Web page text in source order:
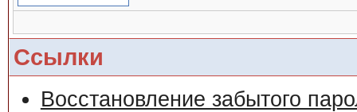
Ссылки
Восстановление забытого